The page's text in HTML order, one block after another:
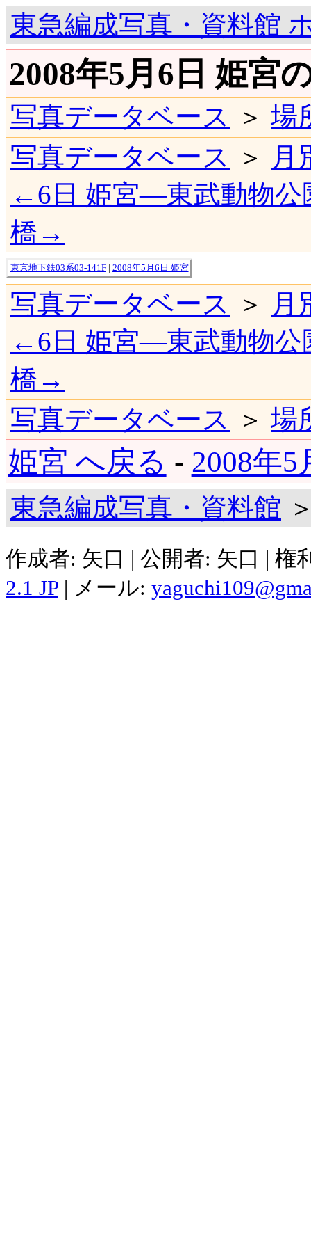
東急編成写真・資料館
2008年5月6日 姫宮
写真データベース ＞ 場
写真データベース
＞
月
←6日 姫宮―東武動物公
橋→
東京地下鉄03系03-141F| 2008年5月6日 姫宮
写真データベース ＞
月
←6日 姫宮―東武動物公
橋→
写真データベース
＞ 場
姫宮 へ戻る - 2008年5
東急編成写真・資料館
作成者: 矢口 | 公開者: 矢口 |
2.1 JP | メール: